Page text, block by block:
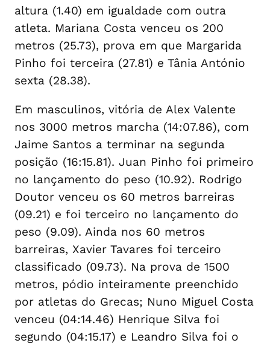
altura (1.40) em igualdade com outra
atleta. Mariana Costa venceu os 200
metros (25.73), prova em que Margarida
Pinho foi terceira (27.81) e Tânia António
sexta (28.38).
Em masculinos, vitória de Alex Valente
nos 3000 metros marcha (14:07.86), com
Jaime Santos a terminar na segunda
posição (16:15.81). Juan Pinho foi primeiro
no lançamento do peso (10.92). Rodrigo
Doutor venceu os 60 metros barreiras
(09.21) e foi terceiro no lançamento do
peso (9.09). Ainda nos 60 metros
barreiras, Xavier Tavares foi terceiro
classificado (09.73). Na prova de 1500
metros, pódio inteiramente preenchido
por atletas do Grecas; Nuno Miguel Costa
venceu (04:14.46) Henrique Silva foi
segundo (04:15.17) e Leandro Silva foi o